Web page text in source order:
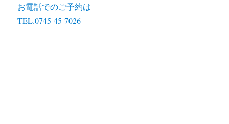
お電話でのご予約は
TEL.0745-45-7026